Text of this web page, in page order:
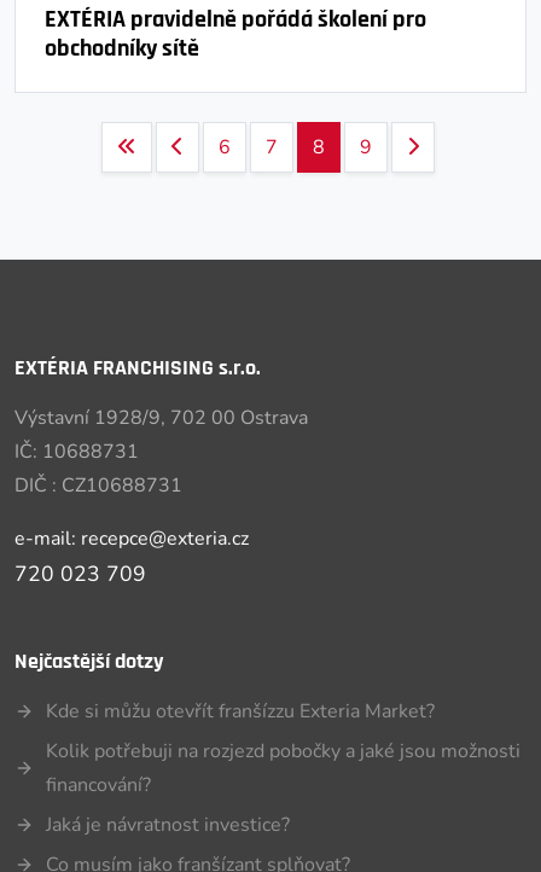
EXTÉRIA pravidelně pořádá školení pro
obchodníky sítě
Page navigation Page
6 Page
7 Current Page
8 Page
9
EXTÉRIA FRANCHISING s.r.o.
Výstavní 1928/9, 702 00 Ostrava
IČ: 10688731
DIČ : CZ10688731
e-mail: recepce@exteria.cz
720 023 709
Nejčastější dotzy
Kde si můžu otevřít franšízzu Exteria Market?
Kolik potřebuji na rozjezd pobočky a jaké jsou možnosti
financování?
Jaká je návratnost investice?
Co musím jako franšízant splňovat?